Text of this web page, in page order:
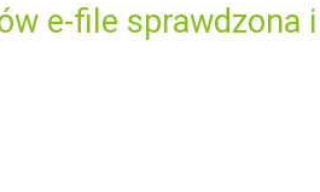
e-file sprawdzona